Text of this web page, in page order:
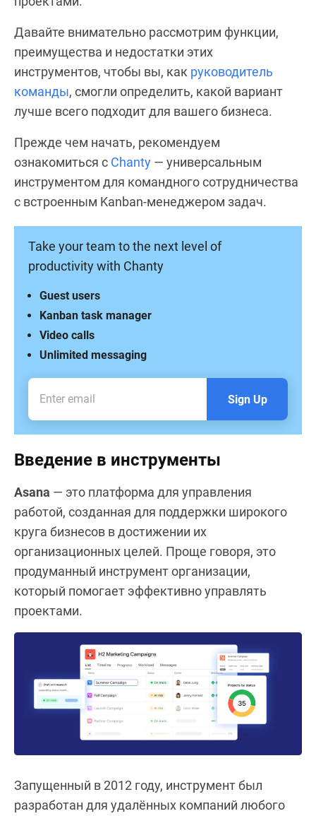
Давайте внимательно рассмотрим функции,
преимущества и недостатки этих
инструментов, чтобы вы, как руководитель
команды, смогли определить, какой вариант
лучше всего подходит для вашего бизнеса.
Прежде чем начать, рекомендуем
ознакомиться с Chanty — универсальным
инструментом для командного сотрудничества
с встроенным Kanban-менеджером задач.
Take your team to the next level of
productivity with Chanty
Unlimited messaging
Video calls
Kanban task manager
Guest users
Sign Up
Введение в инструменты
Asana — это платформа для управления
работой, созданная для поддержки широкого
круга бизнесов в достижении их
организационных целей. Проще говоря, это
продуманный инструмент организации,
который помогает эффективно управлять
проектами.
Запущенный в 2012 году, инструмент был
разработан для удалённых компаний любого